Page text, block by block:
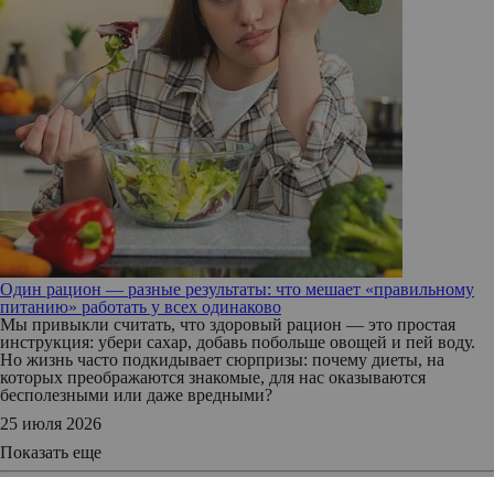
Один рацион — разные результаты: что мешает «правильному
питанию» работать у всех одинаково
Мы привыкли считать, что здоровый рацион — это простая
инструкция: убери сахар, добавь побольше овощей и пей воду.
Но жизнь часто подкидывает сюрпризы: почему диеты, на
которых преображаются знакомые, для нас оказываются
бесполезными или даже вредными?
25 июля 2026
Показать еще